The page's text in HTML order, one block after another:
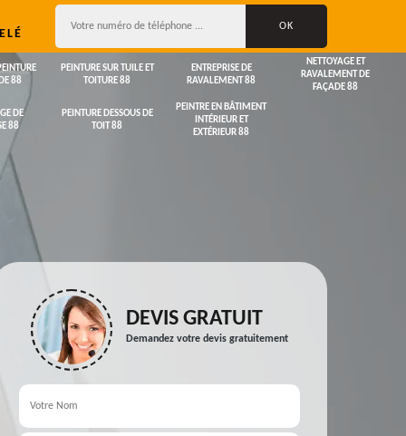
88
PEINTURE SUR TUILE ET
TOITURE 88
ENTREPRISE DE
RAVALEMENT 88
NETTOYAGE ET
RAVALEMENT DE
FAÇADE 88
DE
88
PEINTURE DESSOUS DE
TOIT 88
PEINTRE EN BÂTIMENT
INTÉRIEUR ET
EXTÉRIEUR 88
DEVIS GRATUIT
Demandez votre devis gratuitement